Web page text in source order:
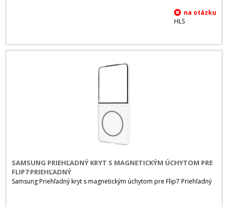
HLS
SAMSUNG PRIEHĽADNÝ KRYT S MAGNETICKÝM ÚCHYTOM PRE
FLIP7 PRIEHĽADNÝ
Samsung Priehľadný kryt s magnetickým úchytom pre Flip7 Priehľadný